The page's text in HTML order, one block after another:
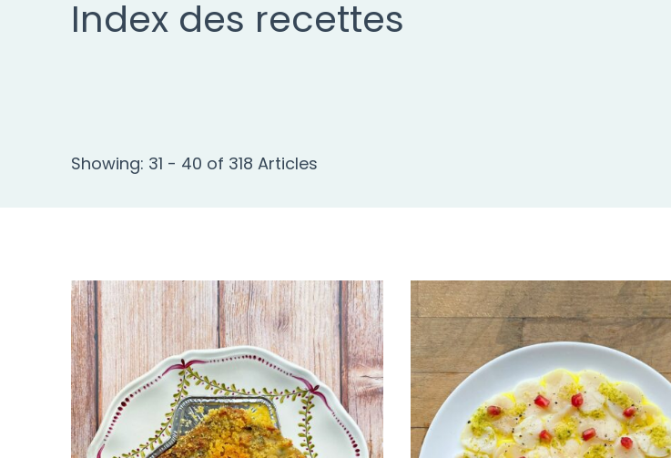
Index des recettes
Showing: 31 - 40 of 318 Articles